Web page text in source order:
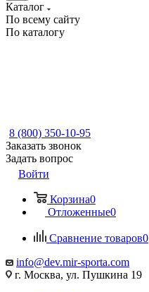
Каталог
По всему сайту
По каталогу
8 (800) 350-10-95
Заказать звонок
Задать вопрос
Войти
Корзина0
Отложенные0
Сравнение товаров0
info@dev.mir-sporta.com
г. Москва, ул. Пушкина 19